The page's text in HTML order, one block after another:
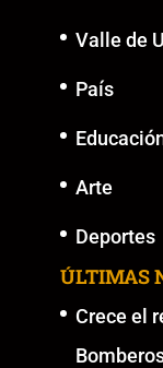
Valle de
País
Arte
Deportes
ÚLTIMAS
Crece el